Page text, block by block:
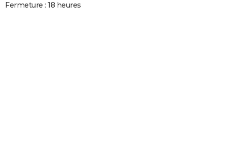
Fermeture : 18 heures